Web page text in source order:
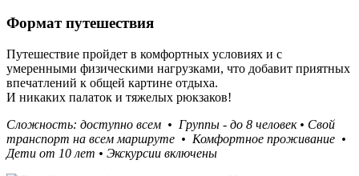
Формат путешествия
Путешествие пройдет в комфортных условиях и с
умеренными физическими нагрузками, что добавит приятных
впечатлений к общей картине отдыха.
И никаких палаток и тяжелых рюкзаков!
Сложность: доступно всем • Группы - до 8 человек • Свой
транспорт на всем маршруте • Комфортное проживание •
Дети от 10 лет • Экскурсии включены